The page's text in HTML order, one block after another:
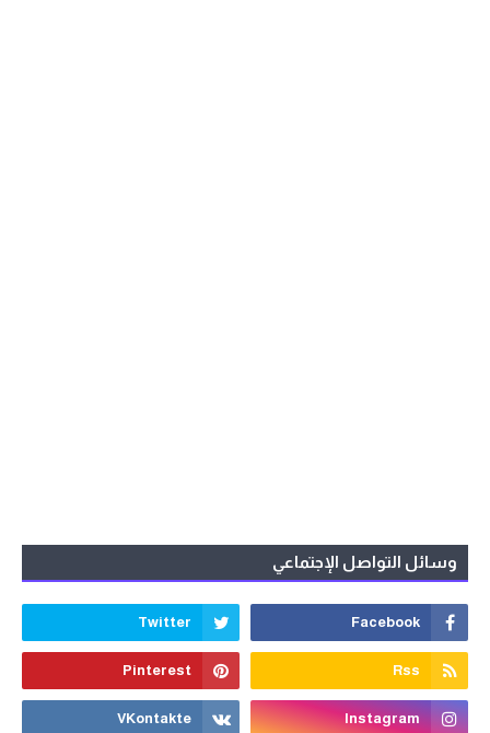
وسائل التواصل الإجتماعي